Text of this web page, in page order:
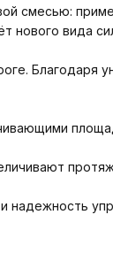
смесью:
нового вида
надежность